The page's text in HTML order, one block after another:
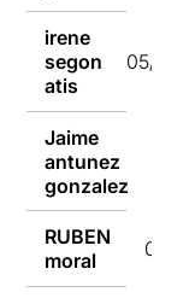
irene
segon
atis
05/04/
Jaime
antunez
gonzalez
RUBEN
moral
05/